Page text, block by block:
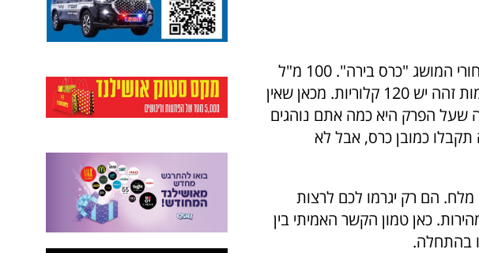
סקירה קצרה של קלוריות יכולה לחשוף את האמת מאחורי המושג "כרס בירה". 100 מ"ל
של בירה ממוצעת מכיל 45 קלוריות, בעוד בכוס יין בכמות זהה יש 120 קלוריות. מכאן שאין
שעל הפרק היא כמה אתם נוהגים
כמובן כרס, אבל לא
מלח. הם רק יגרמו לכם לרצות
כאן טמון הקשר האמיתי בין
בהתחלה.